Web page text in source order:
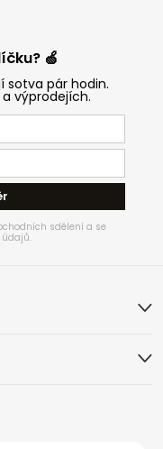
🍏
sotva pár hodin.
výprodejích.
sdělení a se